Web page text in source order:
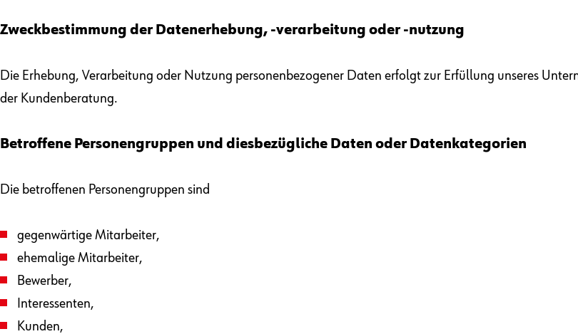
Zweckbestimmung der Datenerhebung, -verarbeitung oder -nutzung
Die Erhebung, Verarbeitung oder Nutzung personenbezogener Daten erfolgt zur Erfüllung unseres
der Kundenberatung.
Betroffene Personengruppen und diesbezügliche Daten oder Datenkategorien
Die betroffenen Personengruppen sind
gegenwärtige Mitarbeiter,
ehemalige Mitarbeiter,
Bewerber,
Interessenten,
Kunden,